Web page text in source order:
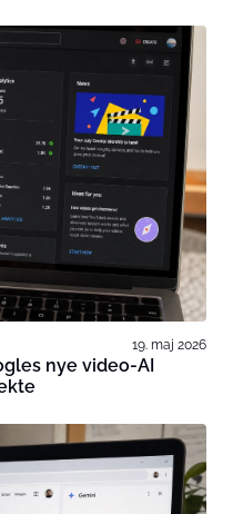
19. maj 2026
nye video-AI